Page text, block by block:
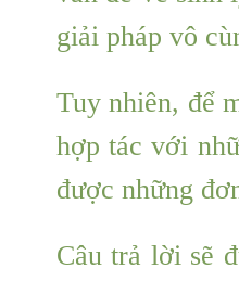
giải pháp vô
Tuy nhiên, để
hợp tác với
được những
Câu trả lời sẽ